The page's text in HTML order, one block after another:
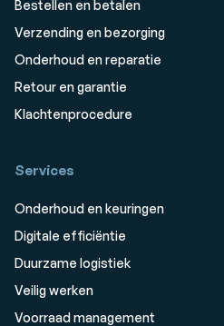
Bestellen en betalen
Verzending en bezorging
Onderhoud en reparatie
Retour en garantie
Klachtenprocedure
Services
Onderhoud en keuringen
Digitale efficiëntie
Duurzame logistiek
Veilig werken
Voorraad management